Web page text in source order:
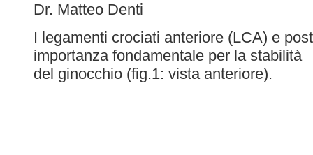
Dr. Matteo Denti
I legamenti crociati anteriore (LCA) e
importanza fondamentale per la stabilità
del ginocchio (fig.1: vista anteriore).